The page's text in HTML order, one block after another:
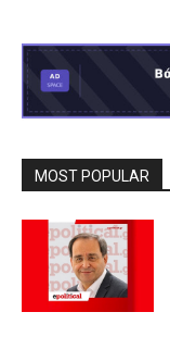
MOST POPULAR